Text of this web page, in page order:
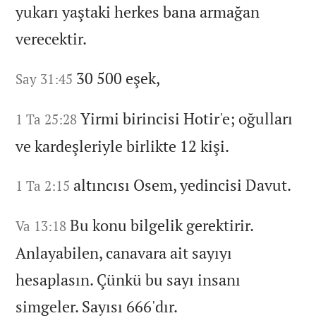
yukarı yaştaki herkes bana armağan
verecektir.
Say 31:45 30 500 eşek,
1 Ta 25:28 Yirmi birincisi Hotir'e; oğulları
ve kardeşleriyle birlikte 12 kişi.
1 Ta 2:15 altıncısı Osem,yedincisi Davut.
Va 13:18 Bu konu bilgelik gerektirir.
Anlayabilen, canavara ait sayıyı
hesaplasın. Çünkü bu sayı insanı
simgeler. Sayısı 666'dır.